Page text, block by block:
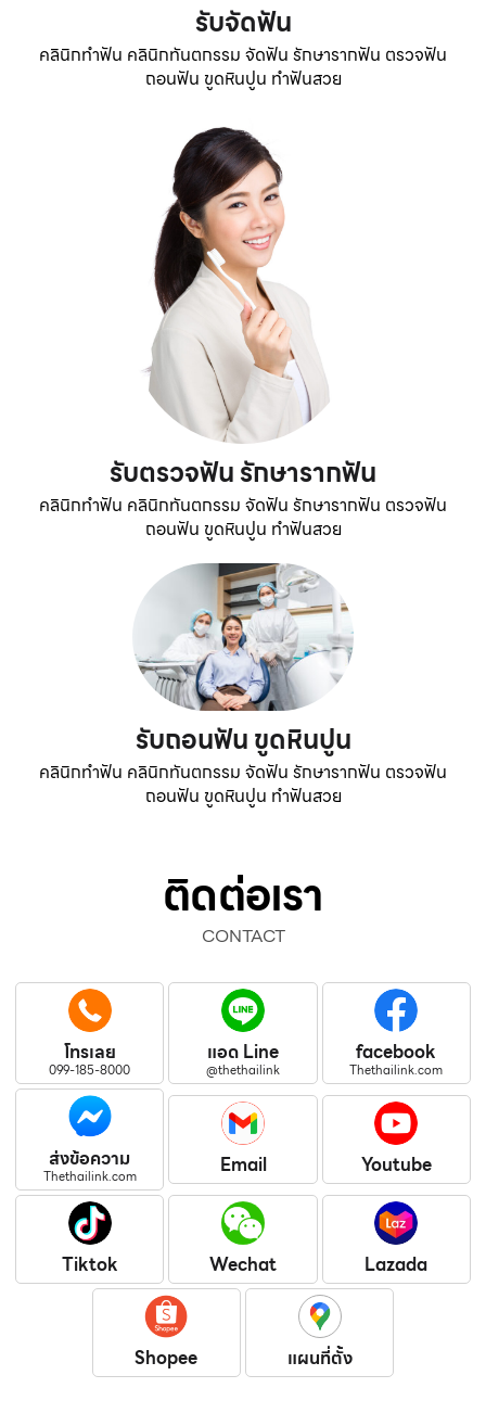
รับจัดฟัน
คลินิกทำฟัน คลินิกทันตกรรม จัดฟัน รักษารากฟัน ตรวจฟัน
ถอนฟัน ขูดหินปูน ทำฟันสวย
รับตรวจฟัน รักษารากฟัน
คลินิกทำฟัน คลินิกทันตกรรม จัดฟัน รักษารากฟัน ตรวจฟัน
ถอนฟัน ขูดหินปูน ทำฟันสวย
รับถอนฟัน ขูดหินปูน
คลินิกทำฟัน คลินิกทันตกรรม จัดฟัน รักษารากฟัน ตรวจฟัน
ถอนฟัน ขูดหินปูน ทำฟันสวย
ติดต่อเรา
CONTACT
โทรเลย
099-185-8000
แอด Line
@thethailink
facebook
Thethailink.com
ส่งข้อความ
Thethailink.com Email Youtube
Tiktok Wechat Lazada
Shopee แผนที่ตั้ง